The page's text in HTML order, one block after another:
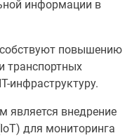
информации в
повышению
транспортных
инфраструктуру.
внедрение
для мониторинга